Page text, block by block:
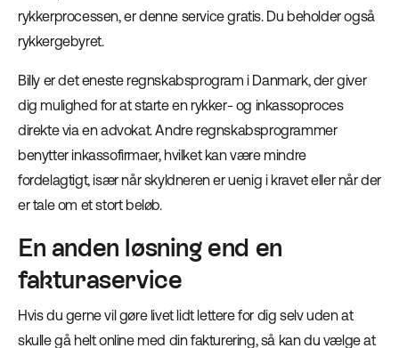
rykkerprocessen, er denne service gratis. Du beholder også
rykkergebyret.
Billy er det eneste regnskabsprogram i Danmark, der giver
dig mulighed for at starte en rykker- og inkassoproces
direkte via en advokat. Andre regnskabsprogrammer
benytter inkassofirmaer, hvilket kan være mindre
fordelagtigt, især når skyldneren er uenig i kravet eller når der
er tale om et stort beløb.
En anden løsning end en
fakturaservice
Hvis du gerne vil gøre livet lidt lettere for dig selv uden at
skulle gå helt online med din fakturering, så kan du vælge at